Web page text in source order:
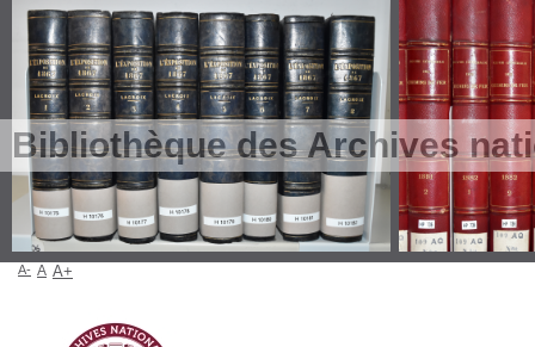
Bibliothèque des Archives
A- A A+